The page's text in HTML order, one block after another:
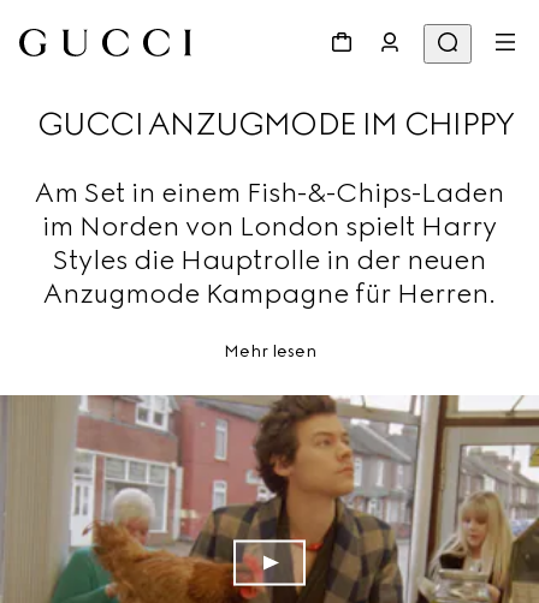
GUCCI ANZUGMODE IM CHIPPY
Am Set in einem Fish-&-Chips-Laden
im Norden von London spielt Harry
Styles die Hauptrolle in der neuen
Anzugmode Kampagne für Herren.
Mehr lesen